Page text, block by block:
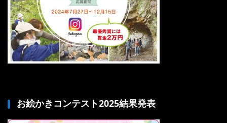
お絵かきコンテスト2025結果発表